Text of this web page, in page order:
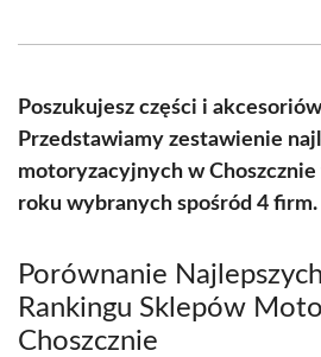
(Twitter)
Poszukujesz części i
Przedstawiamy zestawienie
motoryzacyjnych w
roku wybranych spośród 4 firm.
Porównanie
Rankingu Sklepów
Choszcznie